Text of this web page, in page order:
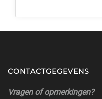
CONTACTGEGEVENS
Vragen of opmerkingen?